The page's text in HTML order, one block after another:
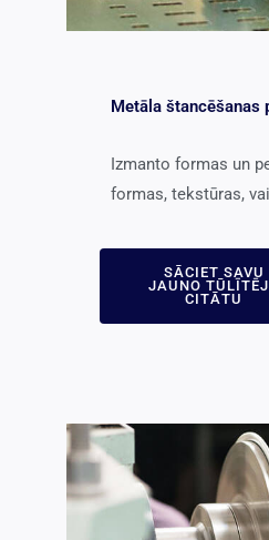
Metāla štancēšanas
Izmanto formas un
formas, tekstūras,
SĀCIET SAVU
JAUNO
CITĀTU